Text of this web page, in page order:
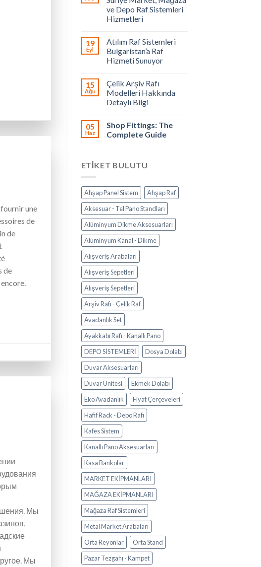
fournir une
de
de
de
Мы
Мы
ve Depo Raf Sistemleri
Hizmetleri
19
Eyl
Atılım Raf Sistemleri
Bulgaristan’a Raf
Hizmeti Sunuyor
15
Ağu
Çelik Arşiv Rafı
Modelleri Hakkında
Detaylı Bilgi
05
Haz
Shop Fittings: The
Complete Guide
ETIKET BULUTU
Ahşap Panel Sistem
Ahşap Raf
Aksesuar - Tel Pano Standları
Alüminyum Dikme Aksesuarları
Alüminyum Kanal - Dikme
Alışveriş Arabaları
Alışveriş Sepetleri
Alışveriş Sepetleri
Arşiv Rafı - Çelik Raf
Avadanlık Set
Ayakkabı Rafı - Kanallı Pano
DEPO SİSTEMLERİ
Dosya Dolabı
Duvar Aksesuarları
Duvar Ünitesi
Ekmek Dolabı
Eko Avadanlık
Fiyat Çerçeveleri
Hafif Rack - Depo Rafı
Kafes Sistem
Kanallı Pano Aksesuarları
Kasa Bankolar
MARKET EKİPMANLARI
MAĞAZA EKİPMANLARI
Mağaza Raf Sistemleri
Metal Market Arabaları
Orta Reyonlar
Orta Stand
Pazar Tezgahı - Kampet